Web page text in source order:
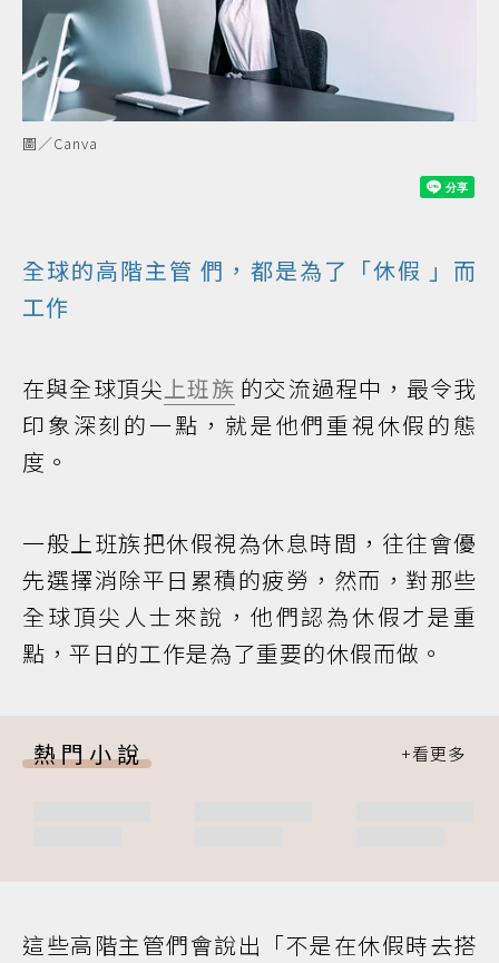
圖／Canva
全球的高階主管 們，都是為了「休假 」而
工作
在與全球頂尖上班族 的交流過程中，最令我
印象深刻的一點，就是他們重視休假的態
度。
一般上班族把休假視為休息時間，往往會優
先選擇消除平日累積的疲勞，然而，對那些
全球頂尖人士來說，他們認為休假才是重
點，平日的工作是為了重要的休假而做。
熱門小說
這些高階主管們會說出「不是在休假時去搭